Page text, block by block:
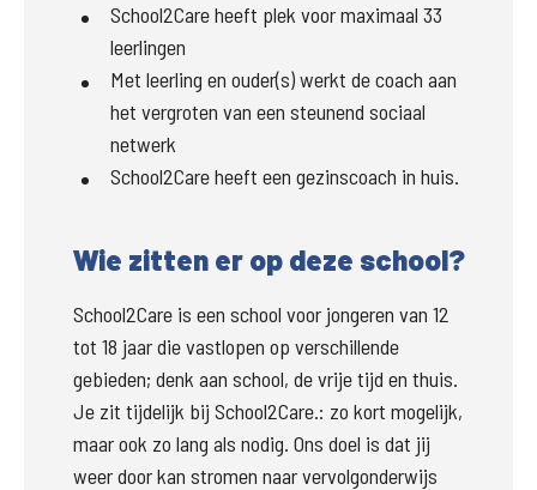
School2Care heeft plek voor maximaal 33
leerlingen
Met leerling en ouder(s) werkt de coach aan
het vergroten van een steunend sociaal
netwerk
School2Care heeft een gezinscoach in huis.
Wie zitten er op deze school?
School2Care is een school voor jongeren van 12
tot 18 jaar die vastlopen op verschillende
gebieden; denk aan school, de vrije tijd en thuis.
Je zit tijdelijk bij School2Care.: zo kort mogelijk,
maar ook zo lang als nodig. Ons doel is dat jij
weer door kan stromen naar vervolgonderwijs